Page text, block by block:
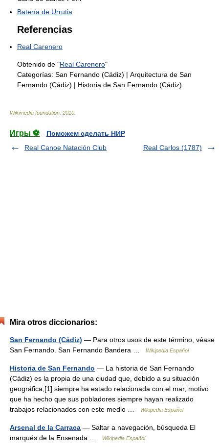
Batería de Urrutia
Referencias
Real Carenero
Obtenido de "Real Carenero"
Categorías: San Fernando (Cádiz) | Arquitectura de San
Fernando (Cádiz) | Historia de San Fernando (Cádiz)
Wikimedia foundation 2010
Игры ⚽
Поможем сделать НИР
Real Canoe Natación Club
Real Carlos (1787)
Mira otros diccionarios:
San Fernando (Cádiz) — Para otros usos de este término, véase
San Fernando. San Fernando Bandera …
Wikipedia Español
Historia de San Fernando — La historia de San Fernando
(Cádiz) es la propia de una ciudad que, debido a su situación
geográfica,[1] siempre ha estado relacionada con el mar, motivo
que ha hecho que sus pobladores siempre hayan realizado
trabajos relacionados con este medio …
Wikipedia Español
Arsenal de la Carraca — Saltar a navegación, búsqueda El
marqués de la Ensenada …
Wikipedia Español